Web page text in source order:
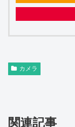
カメラ
関連記事